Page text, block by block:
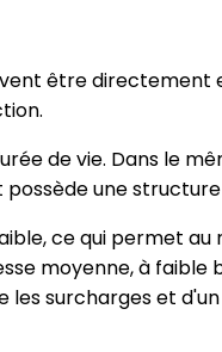
être directement
de vie. Dans le
une
ce qui permet
moyenne, à
surcharges et